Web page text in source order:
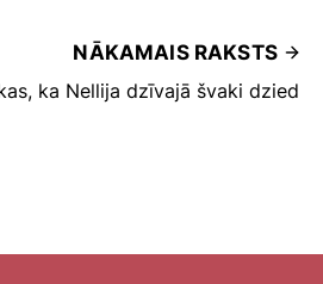
NĀKAMAIS RAKSTS
ka Nellija dzīvajā švaki dzied